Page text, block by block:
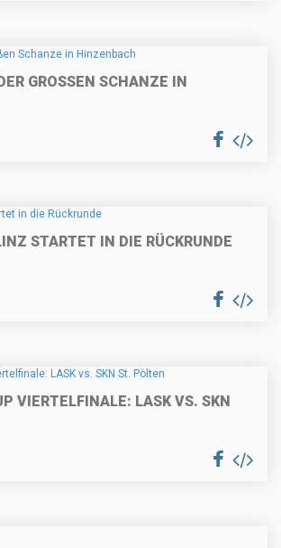
GROSSEN SCHANZE IN H
STARTET IN DIE RÜCKRUNDE
VIERTELFINALE: LASK VS. SKN